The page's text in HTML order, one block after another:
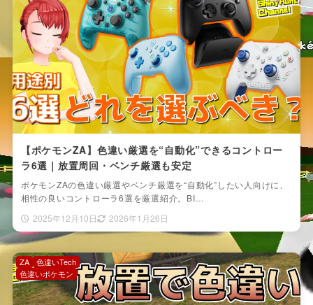
【ポケモンZA】色違い厳選を“自動化”できるコントロー
ラ6選｜放置周回・ベンチ厳選も安定
ポケモンZAの色違い厳選やベンチ厳選を“自動化”したい人向けに、
相性の良いコントローラ6選を厳選紹介。BI…
2025年12月10日
2026年1月26日
ZA
色違いTech
色違いポケモン